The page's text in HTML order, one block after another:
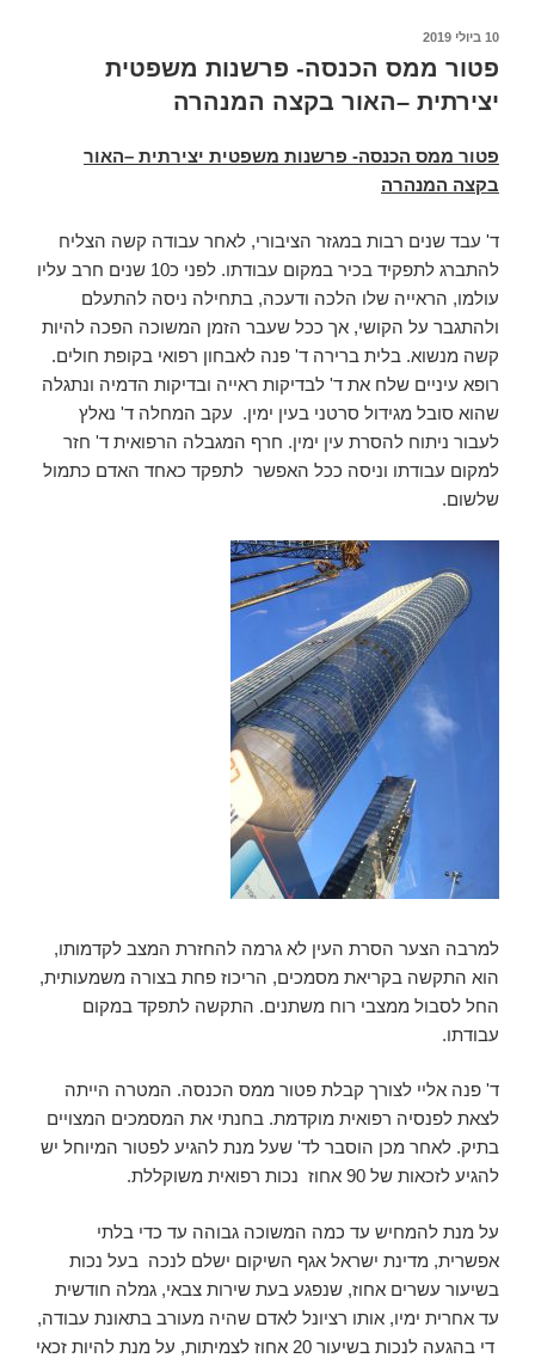
פורסם
10 ביולי 2019
פטור ממס הכנסה- פרשנות משפטית
יצירתית –האור בקצה המנהרה
פטור ממס הכנסה- פרשנות משפטית יצירתית –האור
בקצה המנהרה
ד' עבד שנים רבות במגזר הציבורי, לאחר עבודה קשה הצליח
להתברג לתפקיד בכיר במקום עבודתו. לפני כ10 שנים חרב עליו
עולמו, הראייה שלו הלכה ודעכה, בתחילה ניסה להתעלם
ולהתגבר על הקושי, אך ככל שעבר הזמן המשוכה הפכה להיות
קשה מנשוא. בלית ברירה ד' פנה לאבחון רפואי בקופת חולים.
רופא עיניים שלח את ד' לבדיקות ראייה ובדיקות הדמיה ונתגלה
שהוא סובל מגידול סרטני בעין ימין. עקב המחלה ד' נאלץ
לעבור ניתוח להסרת עין ימין. חרף המגבלה הרפואית ד' חזר
למקום עבודתו וניסה ככל האפשר לתפקד כאחד האדם כתמול
שלשום.
למרבה הצער הסרת העין לא גרמה להחזרת המצב לקדמותו,
הוא התקשה בקריאת מסמכים, הריכוז פחת בצורה משמעותית,
החל לסבול ממצבי רוח משתנים. התקשה לתפקד במקום
עבודתו.
ד' פנה אליי לצורך קבלת פטור ממס הכנסה. המטרה הייתה
לצאת לפנסיה רפואית מוקדמת. בחנתי את המסמכים המצויים
בתיק. לאחר מכן הוסבר לד' שעל מנת להגיע לפטור המיוחל יש
להגיע לזכאות של 90 אחוז נכות רפואית משוקללת.
על מנת להמחיש עד כמה המשוכה גבוהה עד כדי בלתי
אפשרית, מדינת ישראל אגף השיקום ישלם לנכה בעל נכות
בשיעור עשרים אחוז, שנפגע בעת שירות צבאי, גמלה חודשית
עד אחרית ימיו, אותו רציונל לאדם שהיה מעורב בתאונת עבודה,
די בהגעה לנכות בשיעור 20 אחוז לצמיתות, על מנת להיות זכאי